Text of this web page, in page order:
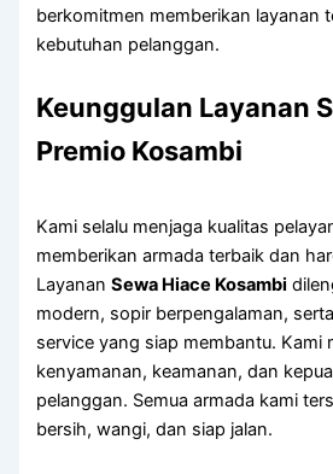
berkomitmen memberikan layanan
kebutuhan pelanggan.
Keunggulan Layanan
Premio Kosambi
Kami selalu menjaga kualitas
memberikan armada terbaik dan
LayananSewa Hiace Kosambi
modern, sopir berpengalaman,
service yang siap membantu. Kami
kenyamanan, keamanan, dan
pelanggan. Semua armada kami
bersih, wangi, dan siap jalan.